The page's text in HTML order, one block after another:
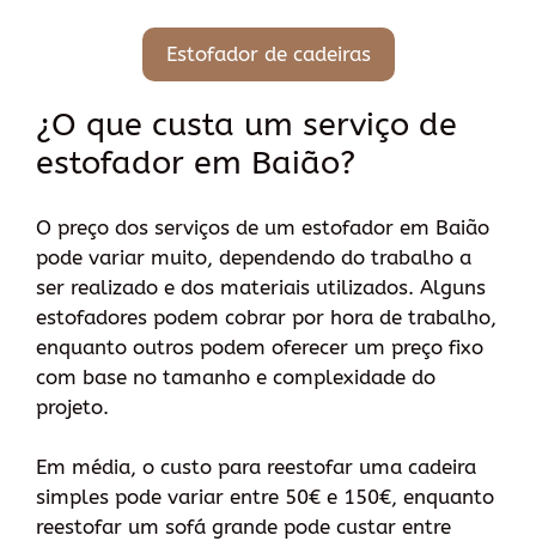
Estofador de cadeiras
¿O que custa um serviço de
estofador em Baião?
O preço dos serviços de um estofador em Baião
pode variar muito, dependendo do trabalho a
ser realizado e dos materiais utilizados. Alguns
estofadores podem cobrar por hora de trabalho,
enquanto outros podem oferecer um preço fixo
com base no tamanho e complexidade do
projeto.
Em média, o custo para reestofar uma cadeira
simples pode variar entre 50€ e 150€, enquanto
reestofar um sofá grande pode custar entre